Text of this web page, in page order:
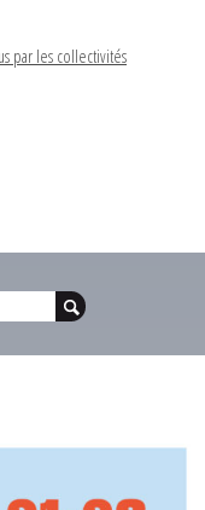
par les collectivités